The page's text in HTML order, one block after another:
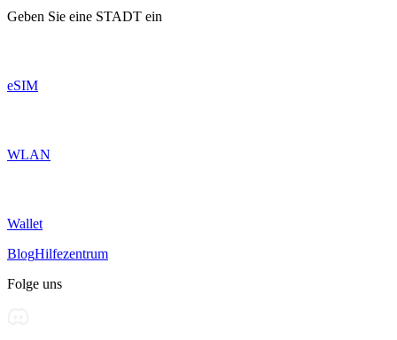
Geben Sie eine STADT ein
eSIM
WLAN
Wallet
BlogHilfezentrum
Folge uns